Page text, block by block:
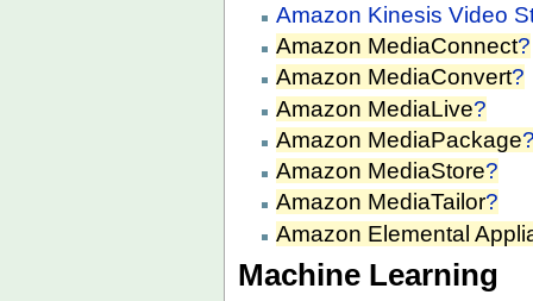
Amazon Kinesis Video
Amazon MediaConnect?
Amazon MediaConvert?
Amazon MediaLive?
Amazon MediaPackage
Amazon MediaStore?
Amazon MediaTailor?
Amazon Elemental
Machine Learning